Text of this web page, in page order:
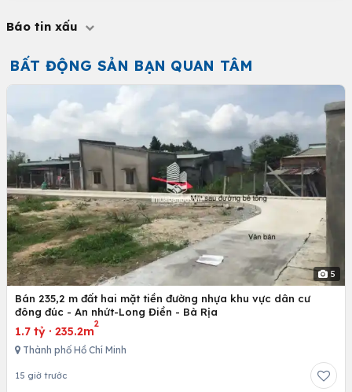
Báo tin xấu
BẤT ĐỘNG SẢN BẠN QUAN TÂM
5
Bán 235,2 m đất hai mặt tiền đường nhựa khu vực dân cư
đông đúc - An nhứt-Long Điền - Bà Rịa
1.7 tỷ · 235.2m
2
Thành phố Hồ Chí Minh
15 giờ trước